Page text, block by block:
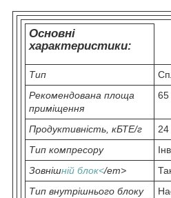
Основні
характеристики:
Тип
Рекомендована площа
приміщення
Продуктивність, кБТЕ/г
24
Тип компресору
Зовнішній блок</em>
Тип внутрішнього блоку